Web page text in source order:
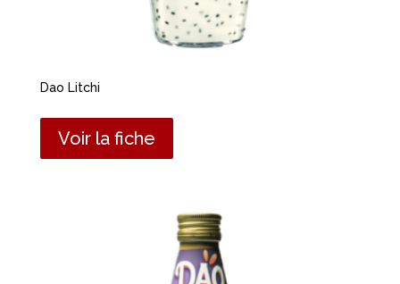
Dao Litchi
Voir la fiche